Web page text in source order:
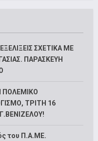
ΣΧΕΤΙΚΑ ΜΕ
ΠΑΡΑΣΚΕΥΗ
ΠΟΛΕΜΙΚΟ
ΤΡΙΤΗ 16
του Π.Α.ΜΕ.